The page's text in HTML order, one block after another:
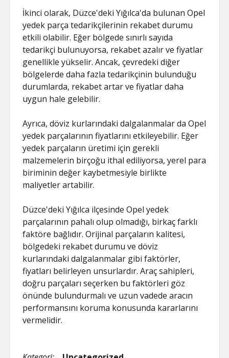
İkinci olarak, Düzce'deki Yığılca'da bulunan Opel
yedek parça tedarikçilerinin rekabet durumu
etkili olabilir. Eğer bölgede sınırlı sayıda
tedarikçi bulunuyorsa, rekabet azalır ve fiyatlar
genellikle yükselir. Ancak, çevredeki diğer
bölgelerde daha fazla tedarikçinin bulunduğu
durumlarda, rekabet artar ve fiyatlar daha
uygun hale gelebilir.
Ayrıca, döviz kurlarındaki dalgalanmalar da Opel
yedek parçalarının fiyatlarını etkileyebilir. Eğer
yedek parçaların üretimi için gerekli
malzemelerin birçoğu ithal ediliyorsa, yerel para
biriminin değer kaybetmesiyle birlikte
maliyetler artabilir.
Düzce'deki Yığılca ilçesinde Opel yedek
parçalarının pahalı olup olmadığı, birkaç farklı
faktöre bağlıdır. Orijinal parçaların kalitesi,
bölgedeki rekabet durumu ve döviz
kurlarındaki dalgalanmalar gibi faktörler,
fiyatları belirleyen unsurlardır. Araç sahipleri,
doğru parçaları seçerken bu faktörleri göz
önünde bulundurmalı ve uzun vadede aracın
performansını koruma konusunda kararlarını
vermelidir.